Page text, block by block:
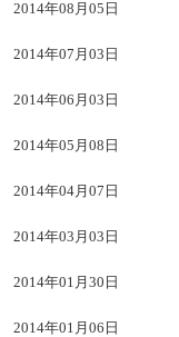
2014年08月05日
2014年07月03日
2014年06月03日
2014年05月08日
2014年04月07日
2014年03月03日
2014年01月30日
2014年01月06日